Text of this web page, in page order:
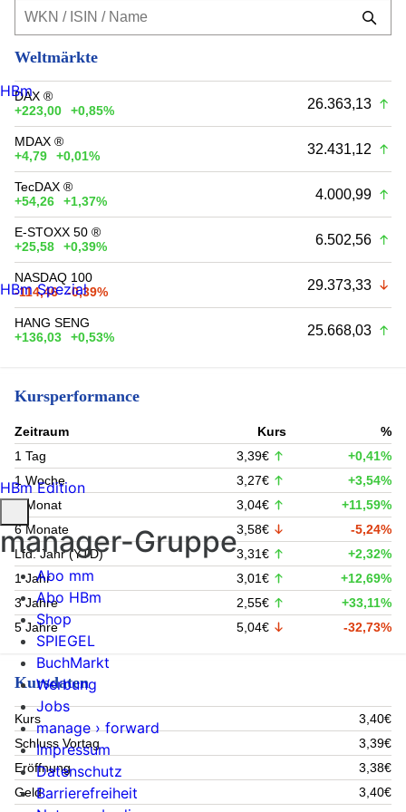
Weltmärkte
DAX ®
+223,00
+0,85% 26.363,13
MDAX ®
+4,79
+0,01% 32.431,12
TecDAX ®
+54,26
+1,37% 4.000,99
E-STOXX 50 ®
+25,58
+0,39% 6.502,56
NASDAQ 100
-114,46
-0,39% 29.373,33
HANG SENG
+136,03
+0,53% 25.668,03
Kursperformance
Zeitraum Kurs
%
1 Tag
3,39€
+0,41%
1 Woche
3,27€
+3,54%
1 Monat
3,04€
+11,59%
6 Monate
3,58€
-5,24%
Lfd. Jahr (YTD)
3,31€
+2,32%
1 Jahr
3,01€
+12,69%
3 Jahre
2,55€
+33,11%
5 Jahre
5,04€ -32,73%
Kursdaten
Kurs
3,40€
Schluss Vortag
3,39€
Eröffnung
3,38€
Geld
3,40€
HBm
HBm Spezial
HBm Edition
manager-Gruppe
Abo mm
Abo HBm
Shop
SPIEGEL
BuchMarkt
Werbung
Jobs
manage › forward
Impressum
Datenschutz
Barrierefreiheit